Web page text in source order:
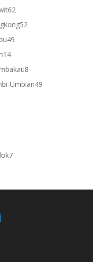
products
6262
products
5252
4949
1414
products
88
products
Umbian4949
77